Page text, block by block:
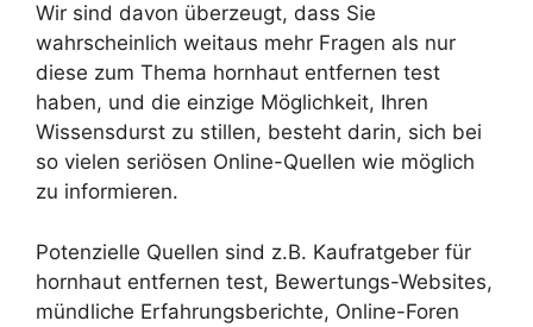
Wir sind davon überzeugt, dass Sie
wahrscheinlich weitaus mehr Fragen als nur
diese zum Thema hornhaut entfernen test
haben, und die einzige Möglichkeit, Ihren
Wissensdurst zu stillen, besteht darin, sich bei
so vielen seriösen Online-Quellen wie möglich
zu informieren.
Potenzielle Quellen sind z.B. Kaufratgeber für
hornhaut entfernen test, Bewertungs-Websites,
mündliche Erfahrungsberichte, Online-Foren